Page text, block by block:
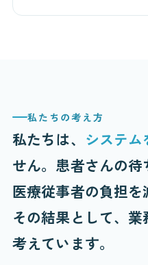
私たちの考え方
私たちは、 システ
せん。患者さんの待
医療従事者の負担を
その結果として、
考えています。